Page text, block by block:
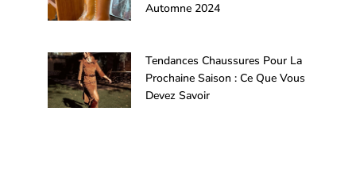
Automne 2024
Tendances Chaussures Pour La
Prochaine Saison : Ce Que Vous
Devez Savoir